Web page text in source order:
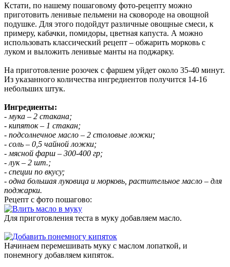
Кстати, по нашему пошаговому фото-рецепту можно
приготовить ленивые пельмени на сковороде на овощной
подушке. Для этого подойдут различные овощные смеси, к
примеру, кабачки, помидоры, цветная капуста. А можно
использовать классический рецепт – обжарить морковь с
луком и выложить ленивые манты на поджарку.
На приготовление розочек с фаршем уйдет около 35-40 минут.
Из указанного количества ингредиентов получится 14-16
небольших штук.
Ингредиенты:
- мука – 2 стакана;
- кипяток – 1 стакан;
- подсолнечное масло – 2 столовые ложки;
- соль – 0,5 чайной ложки;
- мясной фарш – 300-400 гр;
- лук – 2 шт.;
- специи по вкусу;
- одна большая луковица и морковь, растительное масло – для
поджарки.
Рецепт с фото пошагово:
Для приготовления теста в муку добавляем масло.
Начинаем перемешивать муку с маслом лопаткой, и
понемногу добавляем кипяток.